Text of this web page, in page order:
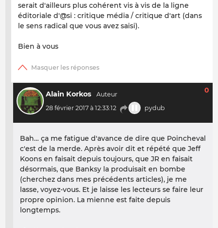
serait d'ailleurs plus cohérent vis à vis de la ligne
éditoriale d'@si : critique média / critique d'art (dans
le sens radical que vous avez saisi).
Bien à vous
Alain Korkos
28 février 2017 à 12:33:12 pydub
0
Bah… ça me fatigue d'avance de dire que Poincheval
c'est de la merde. Après avoir dit et répété que Jeff
Koons en faisait depuis toujours, que JR en faisait
désormais, que Banksy la produisait en bombe
(cherchez dans mes précédents articles), je me
lasse, voyez-vous. Et je laisse les lecteurs se faire leur
propre opinion. La mienne est faite depuis
longtemps.